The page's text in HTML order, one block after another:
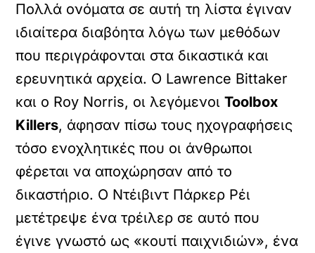
Πολλά ονόματα σε αυτή τη λίστα έγιναν
ιδιαίτερα διαβόητα λόγω των μεθόδων
που περιγράφονται στα δικαστικά και
ερευνητικά αρχεία. Ο Lawrence Bittaker
και ο Roy Norris, οι λεγόμενοιToolbox
Killers, άφησαν πίσω τους ηχογραφήσεις
τόσο ενοχλητικές που οι άνθρωποι
φέρεται να αποχώρησαν από το
δικαστήριο. Ο Ντέιβιντ Πάρκερ Ρέι
μετέτρεψε ένα τρέιλερ σε αυτό που
έγινε γνωστό ως «κουτί παιχνιδιών», ένα